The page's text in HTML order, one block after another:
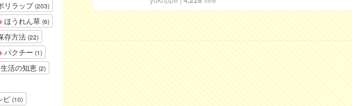
リラップ(203)
ほうれん草 (6)
存方法 (22)
パクチー (1)
生活の知恵 (2)
ピ (10)